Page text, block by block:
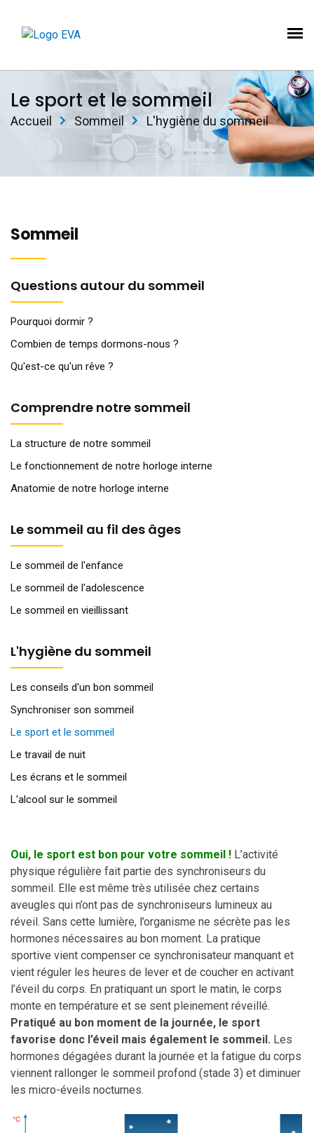
Le sport et le sommeil
Accueil Sommeil L'hygiène du sommeil
Sommeil
Questions autour du sommeil
Pourquoi dormir ?
Combien de temps dormons-nous ?
Qu'est-ce qu'un rêve ?
Comprendre notre sommeil
La structure de notre sommeil
Le fonctionnement de notre horloge interne
Anatomie de notre horloge interne
Le sommeil au fil des âges
Le sommeil de l'enfance
Le sommeil de l'adolescence
Le sommeil en vieillissant
L'hygiène du sommeil
Les conseils d'un bon sommeil
Synchroniser son sommeil
Le sport et le sommeil
Le travail de nuit
Les écrans et le sommeil
L'alcool sur le sommeil
Oui, le sport est bon pour votre sommeil ! L’activité
physique régulière fait partie des synchroniseurs du
sommeil. Elle est même très utilisée chez certains
aveugles qui n’ont pas de synchroniseurs lumineux au
réveil. Sans cette lumière, l’organisme ne sécrète pas les
hormones nécessaires au bon moment. La pratique
sportive vient compenser ce synchronisateur manquant et
vient réguler les heures de lever et de coucher en activant
l’éveil du corps. En pratiquant un sport le matin, le corps
monte en température et se sent pleinement réveillé.
Pratiqué au bon moment de la journée, le sport
favorise donc l’éveil mais également le sommeil. Les
hormones dégagées durant la journée et la fatigue du corps
viennent rallonger le sommeil profond (stade 3) et diminuer
les micro-éveils nocturnes.